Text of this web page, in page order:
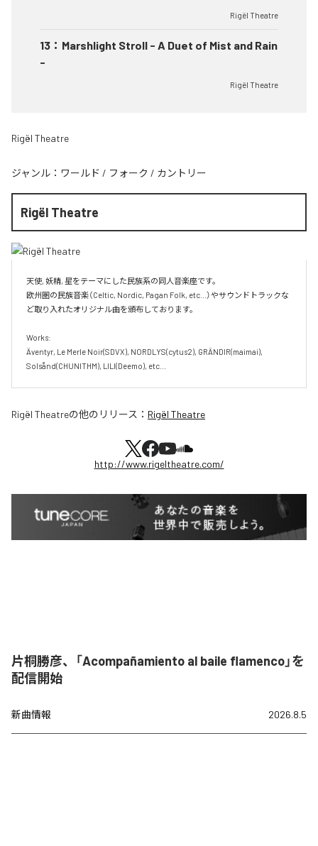
Rigël Theatre
13 ： Marshlight Stroll - A Duet of Mist and Rain
-
Rigël Theatre
Rigël Theatre
ジャンル： ワールド / フォーク / カントリー
Rigël Theatre
天使, 妖精, 星をテーマにした民族系の同人音楽座です。
欧州圏の民族音楽（Celtic, Nordic, Pagan Folk, etc...）やサウンドトラックな
ど取り入れたオリジナル曲を頒布しております。
Works:
Äventyr, Le Merle Noir(SDVX), NORDLYS(cytus2), GRÄNDIR(maimai),
Solsånd(CHUNITHM), LILI(Deemo), etc...
Rigël Theatreの他のリリース： Rigël Theatre
http://www.rigeltheatre.com/
片桐勝彦、「Acompañamiento al baile flamenco」を
配信開始
新曲情報 2026.8.5